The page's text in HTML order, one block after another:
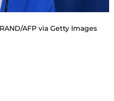
AFP via Getty Images